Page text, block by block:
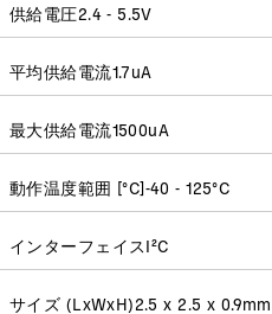
供給電圧2.4 - 5.5V
平均供給電流1.7uA
最大供給電流1500uA
動作温度範囲 [°C]-40 - 125°C
インターフェイスI²C
サイズ (LxWxH)2.5 x 2.5 x 0.9mm